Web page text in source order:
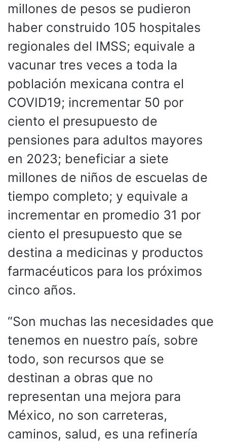
millones de pesos se pudieron
haber construido 105 hospitales
regionales del IMSS; equivale a
vacunar tres veces a toda la
población mexicana contra el
COVID19; incrementar 50 por
ciento el presupuesto de
pensiones para adultos mayores
en 2023; beneficiar a siete
millones de niños de escuelas de
tiempo completo; y equivale a
incrementar en promedio 31 por
ciento el presupuesto que se
destina a medicinas y productos
farmacéuticos para los próximos
cinco años.
“Son muchas las necesidades que
tenemos en nuestro país, sobre
todo, son recursos que se
destinan a obras que no
representan una mejora para
México, no son carreteras,
caminos, salud, es una refinería